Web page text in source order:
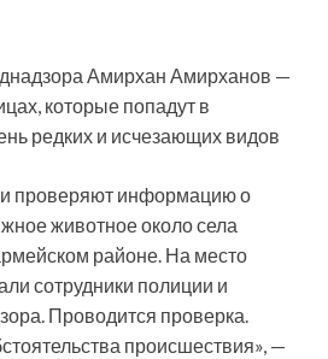
Амирхан Амирханов —
которые попадут в
редких и исчезающих видов
проверяют информацию о
животное около села
районе. На место
сотрудники полиции и
Проводится проверка.
происшествия», —